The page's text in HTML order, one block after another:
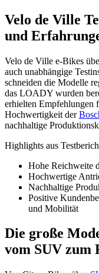
Velo de Ville
und
Velo de Ville e-Bikes
auch unabhängige
schneiden die Modelle
das LOADY wurden
erhielten Empfehlungen
Hochwertigkeit der
nachhaltige
Highlights aus
Hohe Reichweite
Hochwertige
Nachhaltige
Positive
und Mobilität
Die große
vom SUV zum